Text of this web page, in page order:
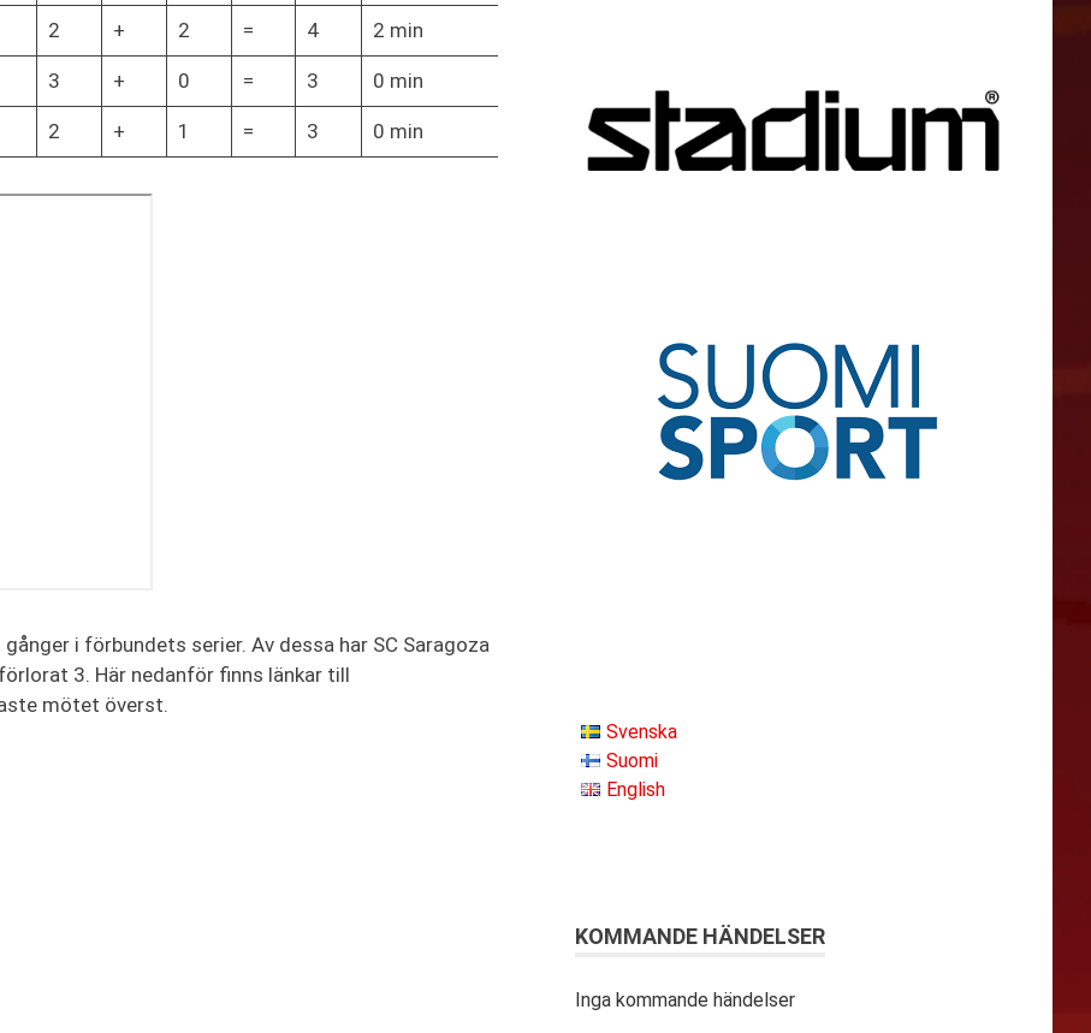
2 + 2 = 4 2 min
3 + 0 = 3 0 min
2 + 1 = 3 0 min
i förbundets serier. Av dessa har SC Saragoza
3. Här nedanför finns länkar till
mötet överst.
Svenska
Suomi
English
KOMMANDE HÄNDELSER
Inga kommande händelser